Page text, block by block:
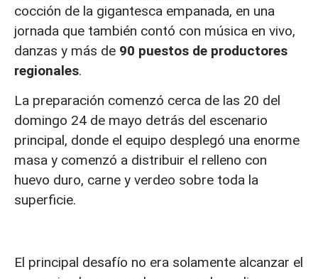
cocción de la gigantesca empanada, en una
jornada que también contó con música en vivo,
danzas y más de 90 puestos de productores
regionales.
La preparación comenzó cerca de las 20 del
domingo 24 de mayo detrás del escenario
principal, donde el equipo desplegó una enorme
masa y comenzó a distribuir el relleno con
huevo duro, carne y verdeo sobre toda la
superficie.
El principal desafío no era solamente alcanzar el